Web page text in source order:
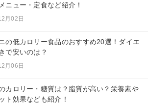
ニュー・定食など紹介！
月02日
の低カロリー食品のおすすめ20選！ダイエ
で安いのは？
月06日
カロリー・糖質は？脂質が高い？栄養素や
ト効果なども紹介！